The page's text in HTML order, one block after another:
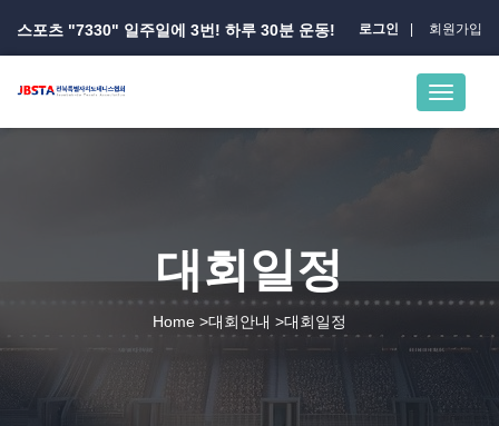
스포츠 "7330" 일주일에 3번! 하루 30분 운동! 로그인 회원가입
대회일정
Home >대회안내 >대회일정